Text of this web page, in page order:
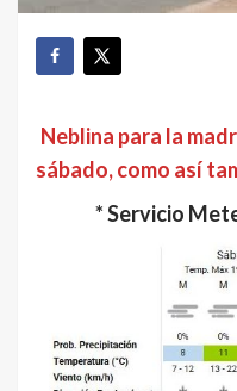
Neblina para la
sábado, como así
* Servicio